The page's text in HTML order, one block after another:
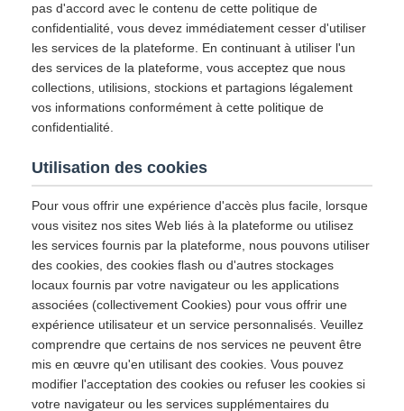
pas d'accord avec le contenu de cette politique de
confidentialité, vous devez immédiatement cesser d'utiliser
les services de la plateforme. En continuant à utiliser l'un
des services de la plateforme, vous acceptez que nous
collections, utilisions, stockions et partagions légalement
vos informations conformément à cette politique de
confidentialité.
Utilisation des cookies
Pour vous offrir une expérience d'accès plus facile, lorsque
vous visitez nos sites Web liés à la plateforme ou utilisez
les services fournis par la plateforme, nous pouvons utiliser
des cookies, des cookies flash ou d'autres stockages
locaux fournis par votre navigateur ou les applications
associées (collectivement Cookies) pour vous offrir une
expérience utilisateur et un service personnalisés. Veuillez
comprendre que certains de nos services ne peuvent être
mis en œuvre qu'en utilisant des cookies. Vous pouvez
modifier l'acceptation des cookies ou refuser les cookies si
votre navigateur ou les services supplémentaires du